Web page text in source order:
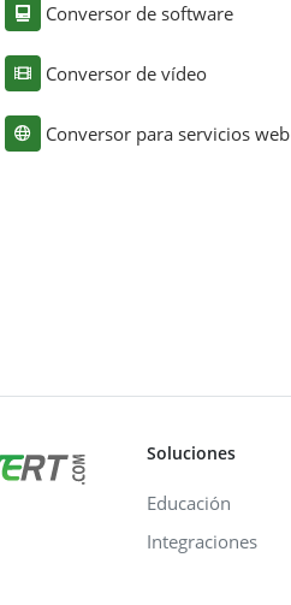
Conversor de software
Conversor de vídeo
Conversor para servicios web
Soluciones
Educación
Integraciones